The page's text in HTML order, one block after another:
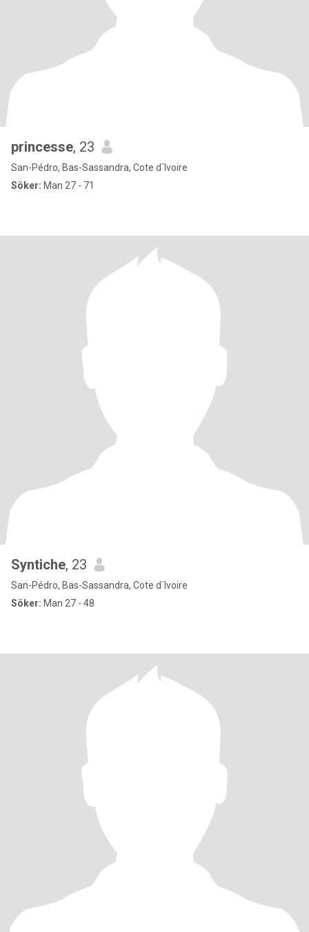
princesse, 23
San-Pédro, Bas-Sassandra, Cote d´Ivoire
Söker: Man 27 - 71
Syntiche, 23
San-Pédro, Bas-Sassandra, Cote d´Ivoire
Söker: Man 27 - 48